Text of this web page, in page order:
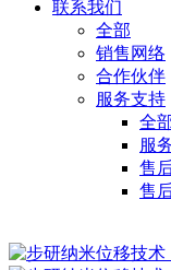
联系我们
全部
销售网络
合作伙伴
服务支持
全
服
售
售